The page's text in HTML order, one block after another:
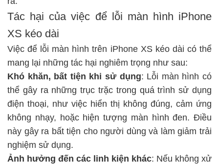
Tác hại của việc để lỗi màn hình iPhone
XS kéo dài
Việc để lỗi màn hình trên iPhone XS kéo dài có thể
mang lại những tác hại nghiêm trọng như sau:
Khó khăn, bất tiện khi sử dụng: Lỗi màn hình có
thể gây ra những trục trặc trong quá trình sử dụng
điện thoại, như việc hiển thị không đúng, cảm ứng
không nhạy, hoặc hiện tượng màn hình đen. Điều
này gây ra bất tiện cho người dùng và làm giảm trải
nghiệm sử dụng.
Ảnh hưởng đến các linh kiện khác: Nếu không xử